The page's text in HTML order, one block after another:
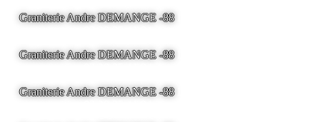
Graniterie Andre DEMANGE -88
Graniterie Andre DEMANGE -88
Graniterie Andre DEMANGE -88